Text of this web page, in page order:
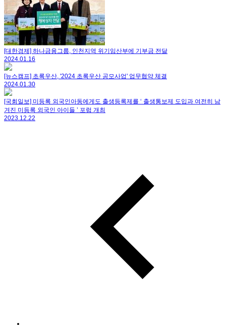
[대한경제] 하나금융그룹, 인천지역 위기임산부에 기부금 전달
2024.01.16
[뉴스캠프] 초록우산, '2024 초록우산 공모사업' 업무협약 체결
2024.01.30
[국회일보] 미등록 외국인아동에게도 출생등록제를 ‘ 출생통보제 도입과 여전히 남
겨진 미등록 외국인 아이들 ’ 포럼 개최
2023.12.22